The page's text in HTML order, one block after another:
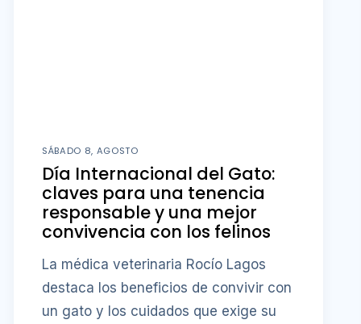
La médica veterinaria Rocío Lagos
destaca los beneficios de convivir con
un gato y los cuidados que exige su
tenencia.
Saber más
INSTITUCIONAL